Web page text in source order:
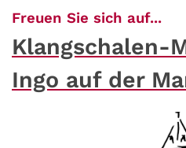
Freuen Sie sich auf...:
Klangschalen-
Ingo auf der